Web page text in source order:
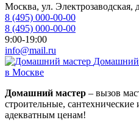
Москва, ул. Электрозаводская,
8 (495) 000-00-00
8 (495) 000-00-00
9:00-19:00
info@mail.ru
Домашний
в Москве
Домашний мастер – вызов
строительные,
адекватным ценам!